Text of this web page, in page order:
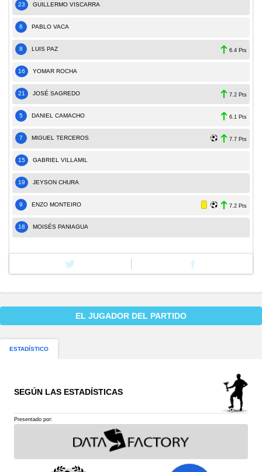
23 GUILLERMO VISCARRA
6 PABLO VACA
8 LUIS PAZ 6.4 Pts
16 YOMAR ROCHA
21 JOSÉ SAGREDO 7.2 Pts
5 DANIEL CAMACHO 6.1 Pts
7 MIGUEL TERCEROS 7.7 Pts
15 GABRIEL VILLAMIL
19 JEYSON CHURA
9 ENZO MONTEIRO 7.2 Pts
18 MOISÉS PANIAGUA
EL JUGADOR DEL PARTIDO
ESTADÍSTICO
SEGÚN LAS ESTADÍSTICAS
Presentado por: